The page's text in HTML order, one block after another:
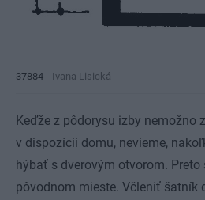
37884 Ivana Lisická
Keďže z pôdorysu izby nemožno
v dispozícii domu, nevieme,
hýbať s dverovým otvorom. Preto
pôvodnom mieste. Včleniť šatník